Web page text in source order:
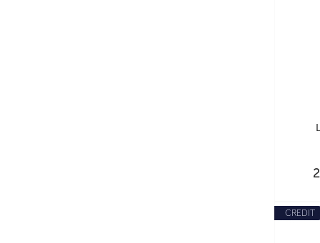
CREDIT